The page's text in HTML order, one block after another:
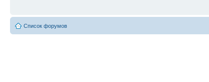
Список форумов